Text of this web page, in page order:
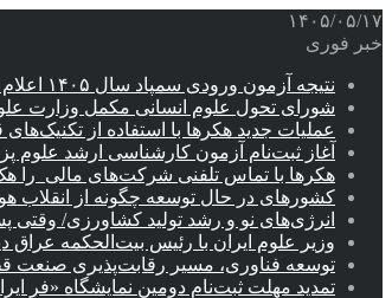
۱۴۰۵/۰۵/۱۷
خبر فوری
نتیجه آزمون ورودی سمپاد سال ۱۴۰۵ اعلام شد
شورای تحول علوم انسانی مکمل وزارت
عملیات جدید هکرها با استفاده از
آغاز ثبت‌نام‌ آزمون کارشناسی ارشد علوم
هکرها با تماس تلفنی شرکت‌های مالی را
کشورهای در حال توسعه چگونه از انقلاب
انرژی‌های نو و رشد تولید کشاورزی/ وقتی
وزیر علوم ایران با رئیس بیت‌الحکمه عراق
توسعه فناوری، مسیر رقابت‌پذیری
تمدید مهلت ثبت‌نام دومین نمایشگاه «فر ایران ۲» تا ۳۱